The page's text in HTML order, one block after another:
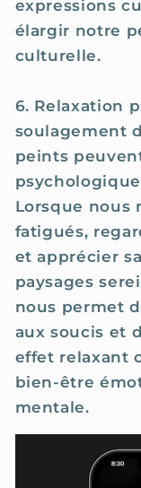
expressions
élargir notre
culturelle.
6. Relaxation
soulagement
peints
Lorsque nous
fatigués,
et apprécier
paysages
nous permet
aux soucis et
effet relaxant
bien-être
mentale.